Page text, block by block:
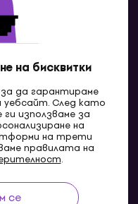
на бисквитки
да гарантираме
След като
използваме за
на
на трети
правилата на
.
се